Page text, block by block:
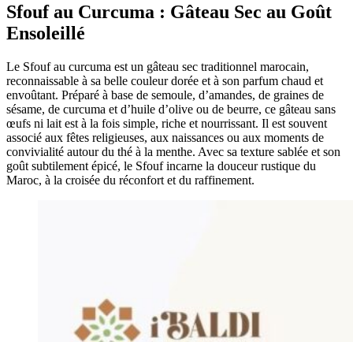
Sfouf au Curcuma : Gâteau Sec au Goût
Ensoleillé
Le Sfouf au curcuma est un gâteau sec traditionnel marocain,
reconnaissable à sa belle couleur dorée et à son parfum chaud et
envoûtant. Préparé à base de semoule, d’amandes, de graines de
sésame, de curcuma et d’huile d’olive ou de beurre, ce gâteau sans
œufs ni lait est à la fois simple, riche et nourrissant. Il est souvent
associé aux fêtes religieuses, aux naissances ou aux moments de
convivialité autour du thé à la menthe. Avec sa texture sablée et son
goût subtilement épicé, le Sfouf incarne la douceur rustique du
Maroc, à la croisée du réconfort et du raffinement.